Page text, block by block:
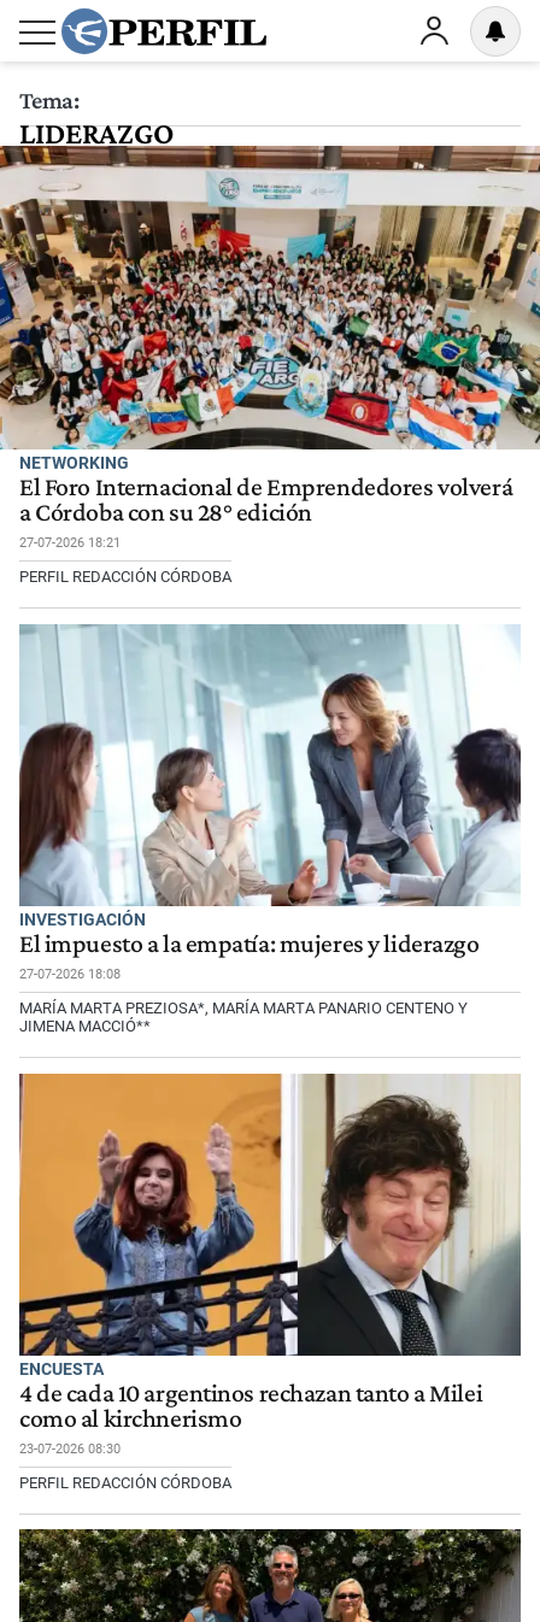
Tema:
LIDERAZGO
NETWORKING
El Foro Internacional de Emprendedores volverá
a Córdoba con su 28° edición
27-07-2026 18:21
PERFIL REDACCIÓN CÓRDOBA
INVESTIGACIÓN
El impuesto a la empatía: mujeres y liderazgo
27-07-2026 18:08
MARÍA MARTA PREZIOSA*, MARÍA MARTA PANARIO CENTENO Y
JIMENA MACCIÓ**
ENCUESTA
4 de cada 10 argentinos rechazan tanto a Milei
como al kirchnerismo
23-07-2026 08:30
PERFIL REDACCIÓN CÓRDOBA